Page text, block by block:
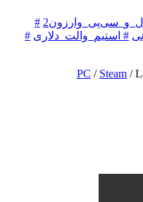
#
# استیم_والت_دلاری #
PC / Steam /